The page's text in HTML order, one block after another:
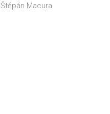
Štěpán Macura